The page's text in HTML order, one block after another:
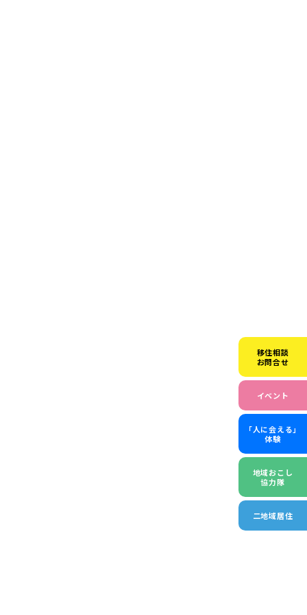
移住相談
お問合せ
イベント
「人に会える」
体験
地域おこし
協力隊
二地域居住